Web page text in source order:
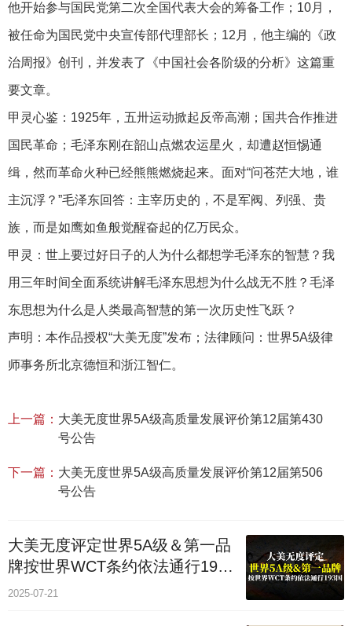
他开始参与国民党第二次全国代表大会的筹备工作；10月，
被任命为国民党中央宣传部代理部长；12月，他主编的《政
治周报》创刊，并发表了《中国社会各阶级的分析》这篇重
要文章。
甲灵心鉴：1925年，五卅运动掀起反帝高潮；国共合作推进
国民革命；毛泽东刚在韶山点燃农运星火，却遭赵恒惕通
缉，然而革命火种已经熊熊燃烧起来。面对“问苍茫大地，谁
主沉浮？”毛泽东回答：主宰历史的，不是军阀、列强、贵
族，而是如鹰如鱼般觉醒奋起的亿万民众。
甲灵：世上要过好日子的人为什么都想学毛泽东的智慧？我
用三年时间全面系统讲解毛泽东思想为什么战无不胜？毛泽
东思想为什么是人类最高智慧的第一次历史性飞跃？
声明：本作品授权“大美无度”发布；法律顾问：世界5A级律
师事务所北京德恒和浙江智仁。
上一篇： 大美无度世界5A级高质量发展评价第12届第430
号公告
下一篇： 大美无度世界5A级高质量发展评价第12届第506
号公告
大美无度评定世界5A级＆第一品
牌按世界WCT条约依法通行193
个国家
2025-07-21